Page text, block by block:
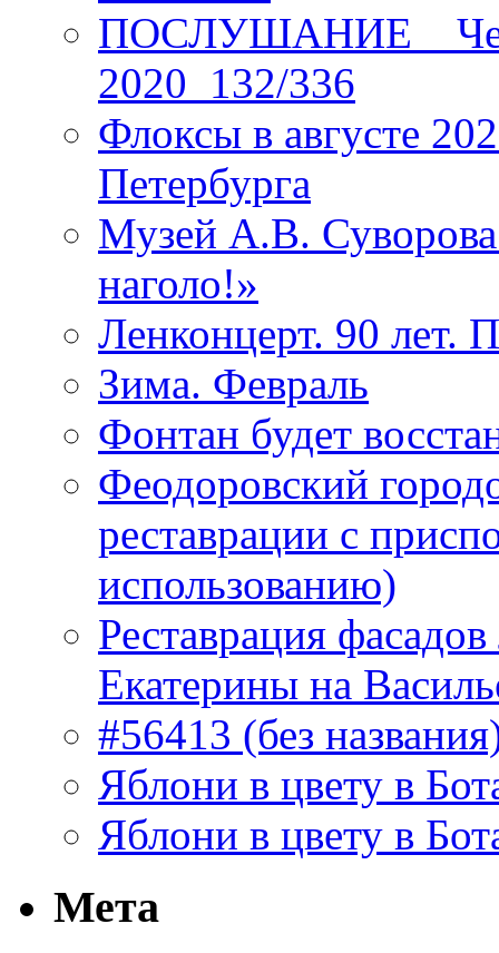
ПОСЛУШАНИЕ _
2020_132/336
Флоксы в августе
Петербурга
Музей А.В.
наголо!»
Ленконцерт. 90 лет.
Зима. Февраль
Фонтан будет
Феодоровский
реставрации с
использованию)
Реставрация
Екатерины на
#56413 (без
Яблони в цвету в
Яблони в цвету в
Мета